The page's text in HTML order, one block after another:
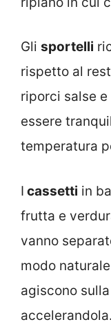
Gli sportelli
rispetto al
riporci salse
essere
temperatura
I cassetti in
frutta e
vanno
modo
agiscono